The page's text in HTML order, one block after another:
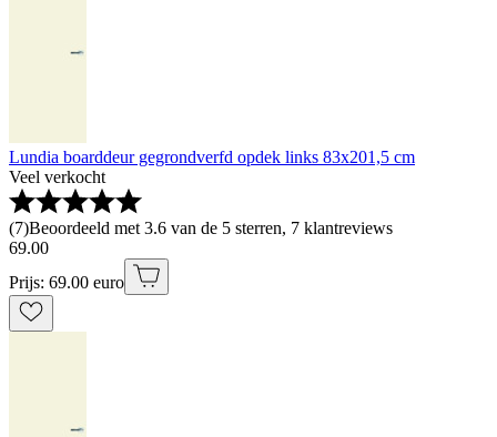
Lundia boarddeur gegrondverfd opdek links 83x201,5 cm
Veel verkocht
(7)Beoordeeld met 3.6 van de 5 sterren, 7 klantreviews
69.00
Prijs: 69.00 euro